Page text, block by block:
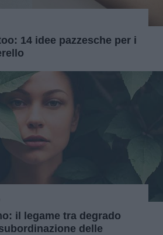
14 idee pazzesche per i
il legame tra degrado
delle